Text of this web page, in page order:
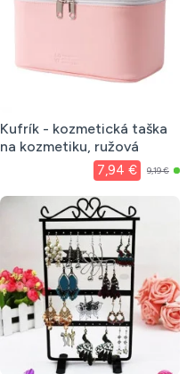
Kufrík - kozmetická taška
na kozmetiku, ružová
7,94 € 9,19 €